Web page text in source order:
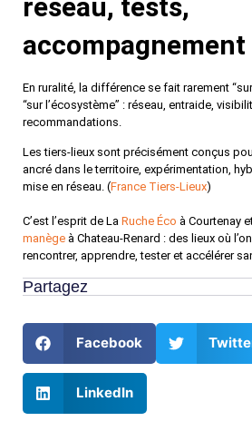
réseau, tests,
accompagnement
En ruralité, la différence se fait rarement “
“sur l’écosystème” : réseau, entraide,
recommandations.
Lestiers-lieux sont précisément conçus
ancré dans le territoire, expérimentation,
mise en réseau. (France Tiers-Lieux)
C’est l’esprit de La Ruche Éco à Courtenay
manège à Chateau-Renard : des lieux où
rencontrer, apprendre, tester et accélérer
Partagez
Facebook
LinkedIn